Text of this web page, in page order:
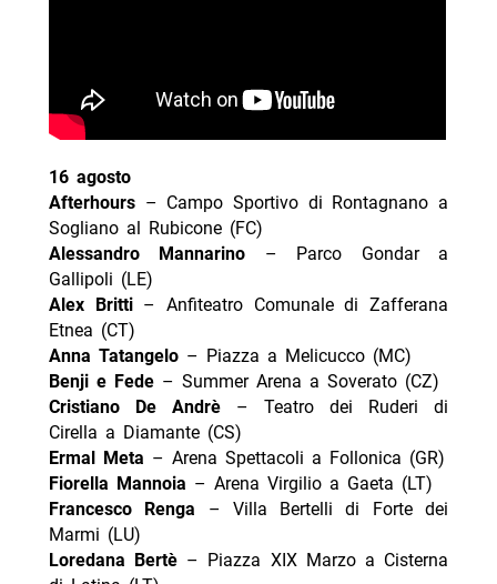
16 agosto
Afterhours– Campo Sportivo di Rontagnano a
Sogliano al Rubicone (FC)
Alessandro Mannarino – Parco Gondar a
Gallipoli (LE)
Alex Britti – Anfiteatro Comunale di Zafferana
Etnea (CT)
Anna Tatangelo – Piazza a Melicucco (MC)
Benji e Fede– Summer Arena a Soverato (CZ)
Cristiano De Andrè– Teatro dei Ruderi di
Cirella a Diamante (CS)
Ermal Meta – Arena Spettacoli a Follonica (GR)
Fiorella Mannoia – Arena Virgilio a Gaeta (LT)
Francesco Renga – Villa Bertelli di Forte dei
Marmi (LU)
Loredana Bertè – Piazza XIX Marzo a Cisterna